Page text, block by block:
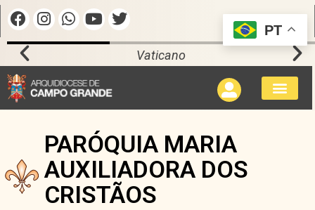
Vaticano
PARÓQUIA MARIA
AUXILIADORA DOS
CRISTÃOS
PT